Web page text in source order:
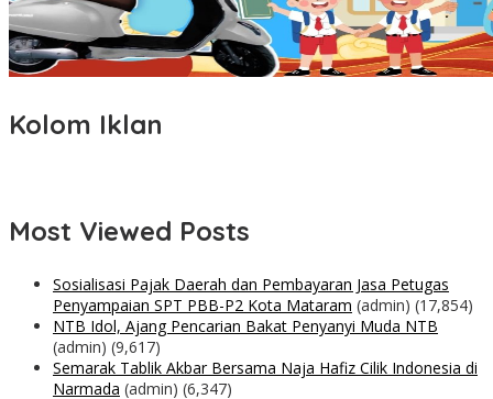
Kolom Iklan
Most Viewed Posts
Sosialisasi Pajak Daerah dan Pembayaran Jasa Petugas
Penyampaian SPT PBB-P2 Kota Mataram (admin) (17,854)
NTB Idol, Ajang Pencarian Bakat Penyanyi Muda NTB
(admin) (9,617)
Semarak Tablik Akbar Bersama Naja Hafiz Cilik Indonesia di
Narmada (admin) (6,347)